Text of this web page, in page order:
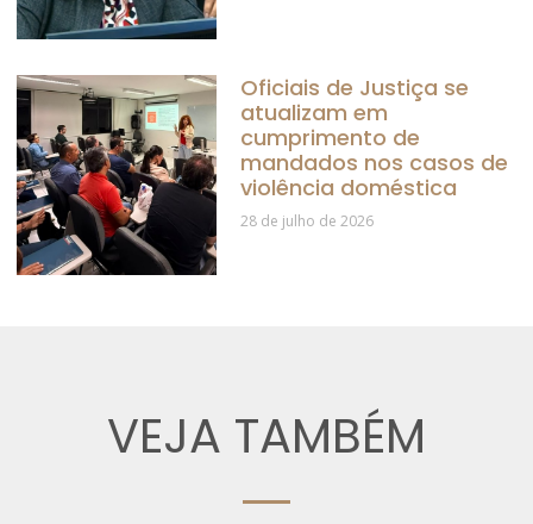
Oficiais de Justiça se
atualizam em
cumprimento de
mandados nos casos de
violência doméstica
28 de julho de 2026
VEJA TAMBÉM